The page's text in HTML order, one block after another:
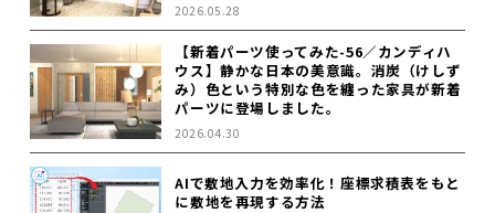
2026.05.28
【新着パーツ使ってみた-56／カンディハ
ウス】静かな日本の美意識。消炭（けしず
み）色という特別な色を纏った家具が新着
パーツに登場しました。
2026.04.30
AIで敷地入力を効率化！座標求積表をもと
に敷地を再現する方法